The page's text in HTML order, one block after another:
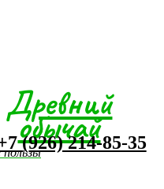
Древний
обычай
пользы(926) 214-85-35